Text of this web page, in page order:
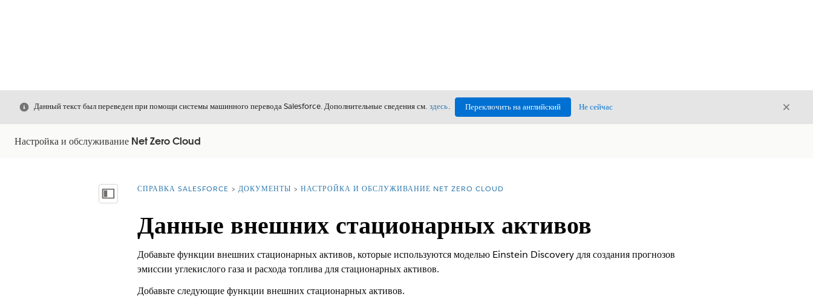
Закрыть
Данный текст был переведен при помощи системы машинного перевода Salesforce. Дополнительные сведения см. здесь. Переключить на английский Не сейчас
Настройка и обслуживание Net Zero Cloud
Показать содержание
Вы находитесь здесь:
СПРАВКА SALESFORCE ДОКУМЕНТЫ НАСТРОЙКА И ОБСЛУЖИВАНИЕ NET ZERO CLOUD
Данные внешних стационарных активов
Добавьте функции внешних стационарных активов, которые используются моделью Einstein Discovery для создания прогнозов
эмиссии углекислого газа и расхода топлива для стационарных активов.
Добавьте следующие функции внешних стационарных активов.